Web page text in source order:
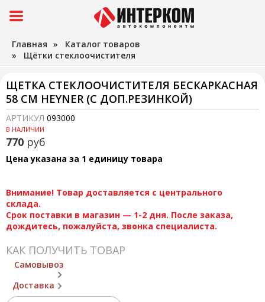
Главная » Каталог товаров
» Щётки стеклоочистителя
ЩЕТКА СТЕКЛООЧИСТИТЕЛЯ БЕСКАРКАСНАЯ
58 СМ HEYNER (С ДОП.РЕЗИНКОЙ)
АРТИКУЛ 093000
В НАЛИЧИИ
770 руб
Цена указана за 1 единицу товара
Внимание! Товар доставляется с центрального
склада.
Срок поставки в магазин — 1-2 дня. После заказа,
дождитесь, пожалуйста, звонка специалиста.
КАК ПОЛУЧИТЬ ТОВАР
Самовывоз
Доставка